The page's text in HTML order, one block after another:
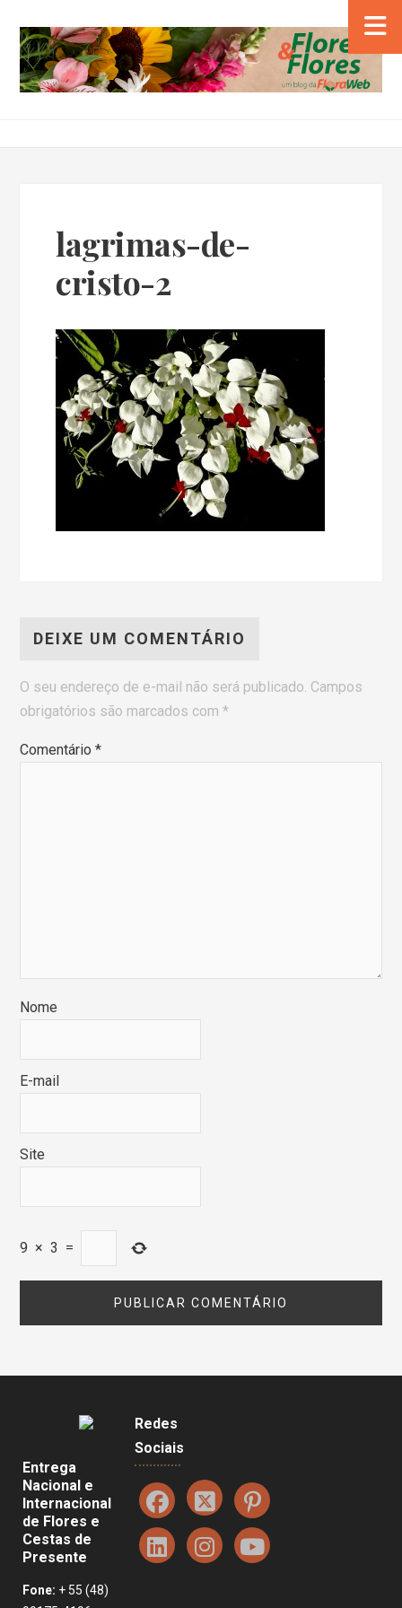
lagrimas-de-
cristo-2
DEIXE UM COMENTÁRIO
O seu endereço de e-mail não será publicado. Campos
obrigatórios são marcados com*
Comentário*
Nome
E-mail
Site
9 × 3 =
Entrega
Nacional e
Internacional
de Flores e
Cestas de
Presente
Fone: + 55 (48)
Redes
Sociais